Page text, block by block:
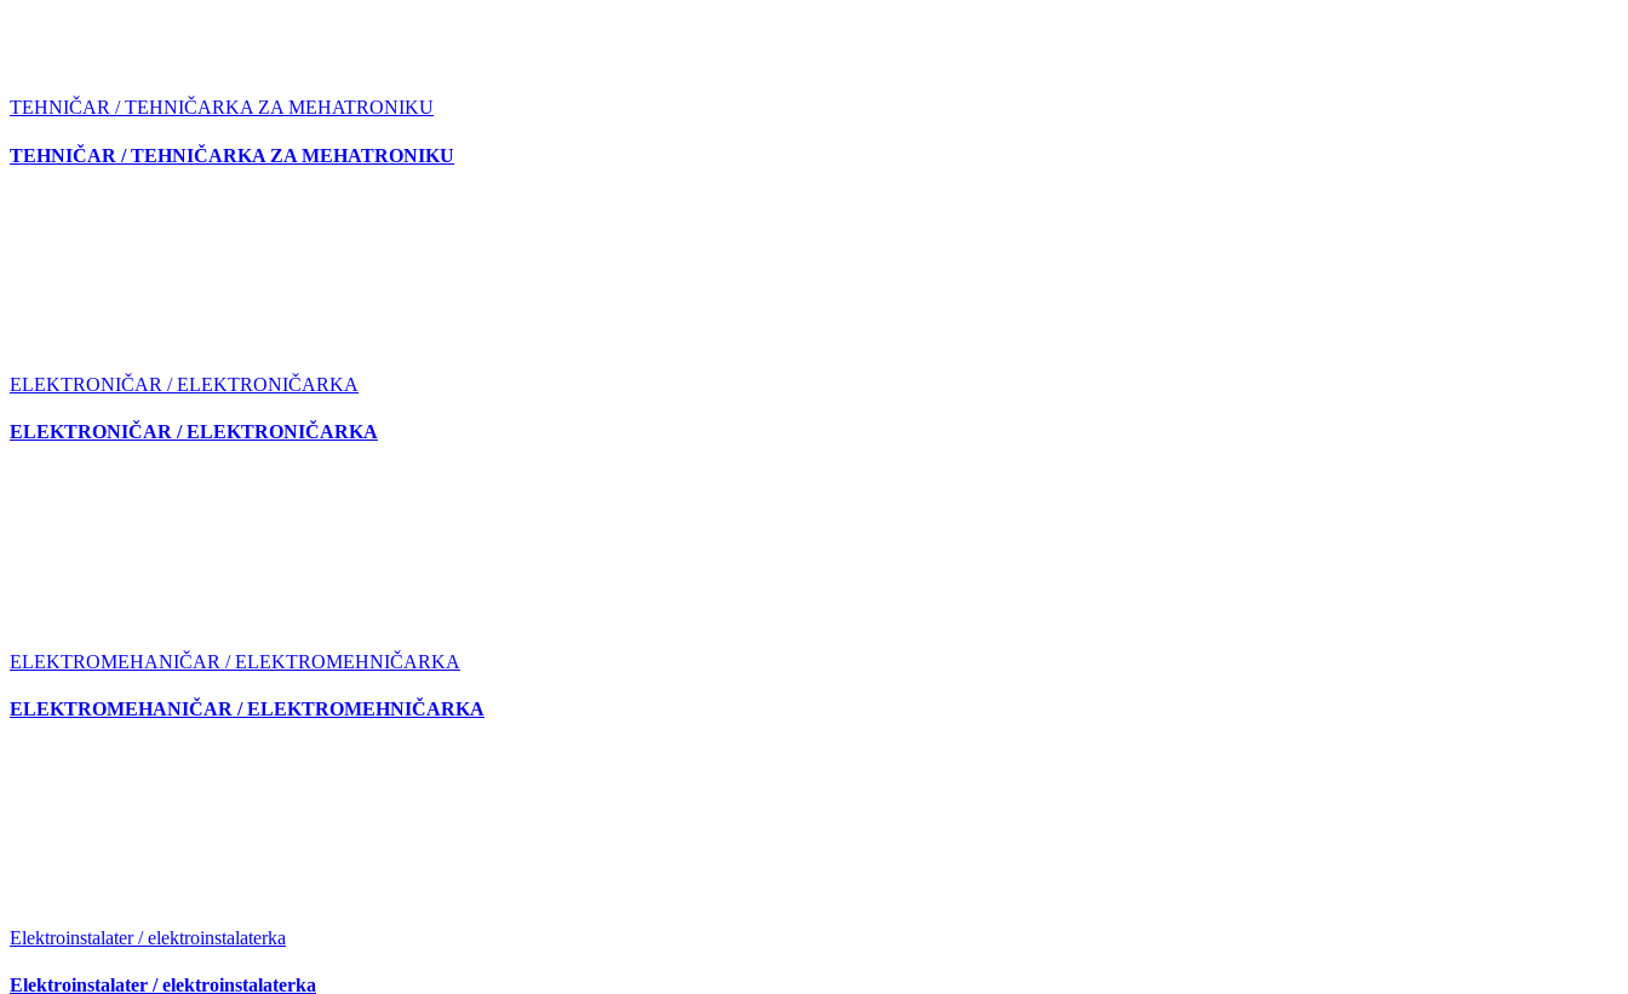
TEHNIČAR / TEHNIČARKA ZA MEHATRONIKU
TEHNIČAR / TEHNIČARKA ZA MEHATRONIKU
ELEKTRONIČAR / ELEKTRONIČARKA
ELEKTRONIČAR / ELEKTRONIČARKA
ELEKTROMEHANIČAR / ELEKTROMEHNIČARKA
ELEKTROMEHANIČAR / ELEKTROMEHNIČARKA
Elektroinstalater / elektroinstalaterka
Elektroinstalater / elektroinstalaterka